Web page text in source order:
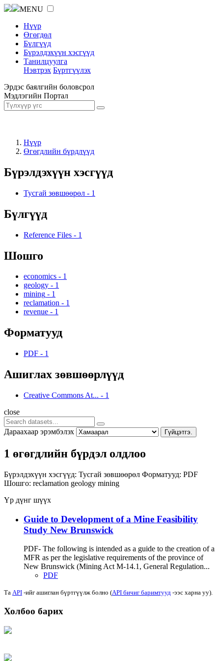
MENU
Нүүр
Өгөгдөл
Бүлгүүд
Бүрэлдэхүүн хэсгүүд
Танилцуулга
Нэвтрэх Бүртгүүлэх
Эрдэс баялгийн боловсрол
Мэдлэгийн Портал
Нүүр
Өгөгдлийн бүрдлүүд
Бүрэлдэхүүн хэсгүүд
Тусгай зөвшөөрөл - 1
Бүлгүүд
Reference Files - 1
Шошго
economics - 1
geology - 1
mining - 1
reclamation - 1
revenue - 1
Форматууд
PDF - 1
Ашиглах зөвшөөрлүүд
Creative Commons At... - 1
close
Дараахаар эрэмбэлэх Гүйцэтгэ.
1 өгөгдлийн бүрдэл олдлоо
Бүрэлдэхүүн хэсгүүд: Тусгай зөвшөөрөл Форматууд: PDF
Шошго: reclamation geology mining
Үр дүнг шүүх
Guide to Development of a Mine Feasibility
Study New Brunswick
PDF- The following is intended as a guide to the creation of a
MFR as per the legislative requirements of the province of
New Brunswick (Mining Act M-14.1, General Regulation...
PDF
Та API -ийг ашиглан бүртгүүлж болно (API бичиг баримтууд -ээс харна уу).
Холбоо барих